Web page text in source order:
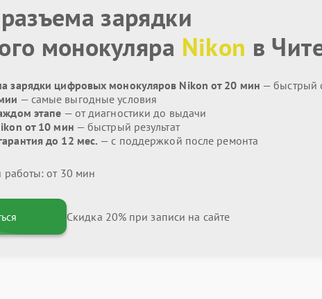
зарядки
монокуляра Nikon в
зарядки цифровых монокуляров Nikon от 20 мин — быстрый
— самые выгодные условия
этапе — от диагностики до выдачи
от 10 мин — быстрый результат
до 12 мес. — с поддержкой после ремонта
работы: от 30 мин
Скидка 20% при записи на сайте